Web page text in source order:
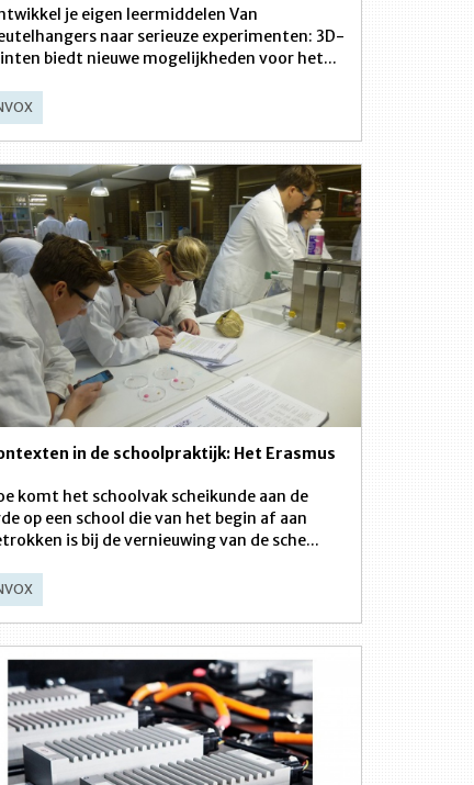
je eigen leermiddelen Van
naar serieuze experimenten: 3D-
biedt nieuwe mogelijkheden voor het...
in de schoolpraktijk: Het Erasmus
komt het schoolvak scheikunde aan de
op een school die van het begin af aan
is bij de vernieuwing van de sche...